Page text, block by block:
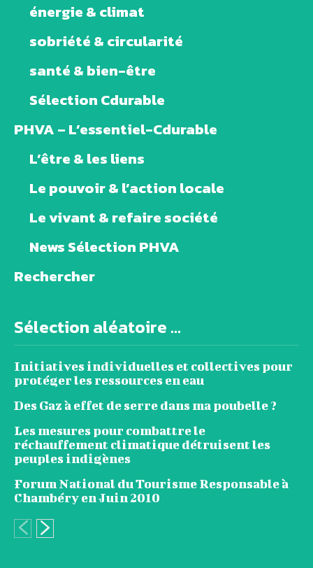
énergie & climat
sobriété & circularité
santé & bien-être
Sélection Cdurable
PHVA – L’essentiel-Cdurable
L’être & les liens
Le pouvoir & l’action locale
Le vivant & refaire société
News Sélection PHVA
Rechercher
Sélection aléatoire ...
Initiatives individuelles et collectives pour
protéger les ressources en eau
Des Gaz à effet de serre dans ma poubelle ?
Les mesures pour combattre le
réchauffement climatique détruisent les
peuples indigènes
Forum National du Tourisme Responsable à
Chambéry en Juin 2010